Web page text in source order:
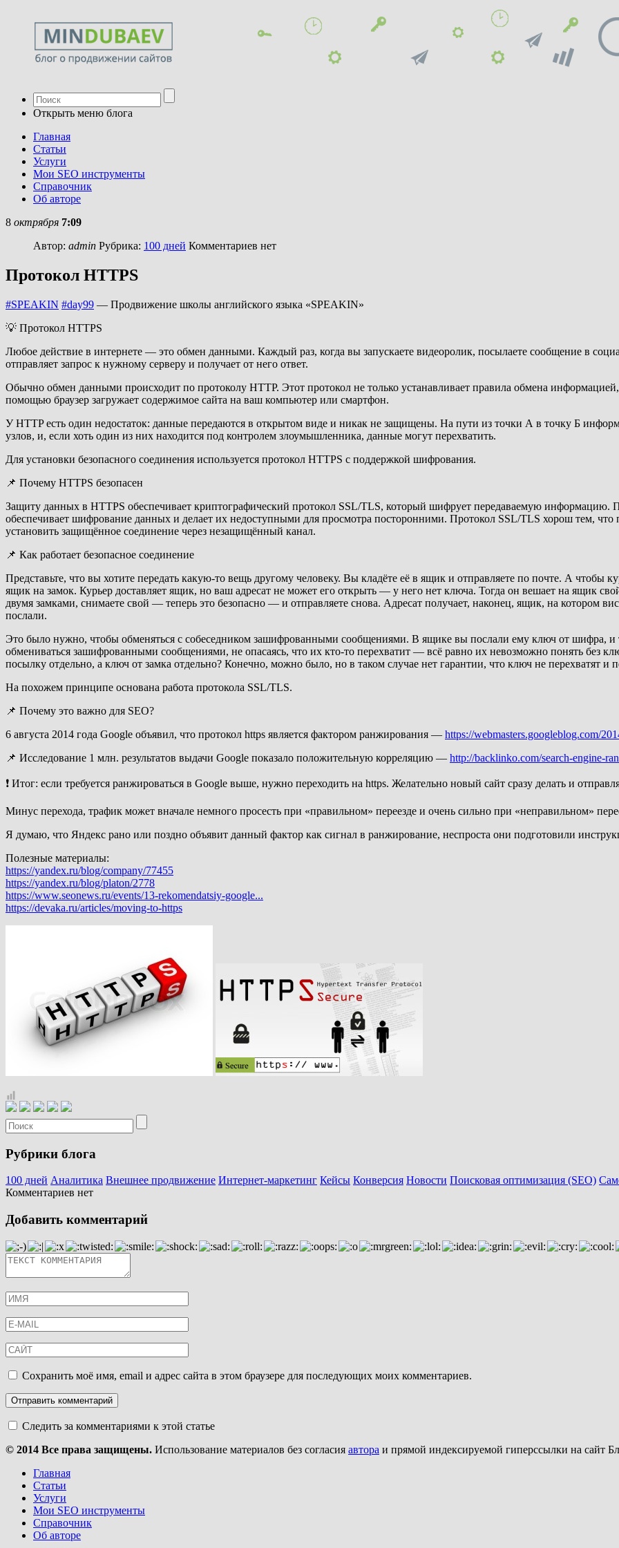
Открыть меню блога
Главная
Статьи
Услуги
Мои SEO инструменты
Справочник
Об авторе
8 октрября 7:09
Автор: admin Рубрика: 100 дней Комментариев нет
Протокол HTTPS
#SPEAKIN #day99 — Продвижение школы английского языка «SPEAKIN»
💡 Протокол HTTPS
Любое действие в интернете — это обмен данными. Каждый раз, когда вы запускаете видеоролик, посылаете сообщение в
отправляет запрос к нужному серверу и получает от него ответ.
Обычно обмен данными происходит по протоколу HTTP. Этот протокол не только устанавливает правила обмена
помощью браузер загружает содержимое сайта на ваш компьютер или смартфон.
У HTTP есть один недостаток: данные передаются в открытом виде и никак не защищены. На пути из точки А в точку Б
узлов, и, если хоть один из них находится под контролем злоумышленника, данные могут перехватить.
Для установки безопасного соединения используется протокол HTTPS с поддержкой шифрования.
📌 Почему HTTPS безопасен
Защиту данных в HTTPS обеспечивает криптографический протокол SSL/TLS, который шифрует передаваемую информацию.
обеспечивает шифрование данных и делает их недоступными для просмотра посторонними. Протокол SSL/TLS хорош тем, что
установить защищённое соединение через незащищённый канал.
📌 Как работает безопасное соединение
Представьте, что вы хотите передать какую-то вещь другому человеку. Вы кладёте её в ящик и отправляете по почте. А чтобы
ящик на замок. Курьер доставляет ящик, но ваш адресат не может его открыть — у него нет ключа. Тогда он вешает на ящик
двумя замками, снимаете свой — теперь это безопасно — и отправляете снова. Адресат получает, наконец, ящик, на котором
послали.
Это было нужно, чтобы обменяться с собеседником зашифрованными сообщениями. В ящике вы послали ему ключ от шифра, и
обмениваться зашифрованными сообщениями, не опасаясь, что их кто-то перехватит — всё равно их невозможно понять без
посылку отдельно, а ключ от замка отдельно? Конечно, можно было, но в таком случае нет гарантии, что ключ не перехватят и
На похожем принципе основана работа протокола SSL/TLS.
📌 Почему это важно для SEO?
6 августа 2014 года Google объявил, что протокол https является фактором ранжирования — https://webmasters.googleblog.com/
📌 Исследование 1 млн. результатов выдачи Google показало положительную корреляцию — http://backlinko.com/search-engine-
❗ Итог: если требуется ранжироваться в Google выше, нужно переходить на https. Желательно новый сайт сразу делать и
Минус перехода, трафик может вначале немного просесть при «правильном» переезде и очень сильно при «неправильном»
Я думаю, что Яндекс рано или поздно объявит данный фактор как сигнал в ранжирование, неспроста они подготовили
Полезные материалы:
https://yandex.ru/blog/company/77455
https://yandex.ru/blog/platon/2778
https://www.seonews.ru/events/13-rekomendatsiy-google...
https://devaka.ru/articles/moving-to-https
Рубрики блога
100 дней Аналитика Внешнее продвижение Интернет-маркетинг Кейсы Конверсия Новости Поисковая оптимизация (SEO)
Комментариев нет
Добавить комментарий
Сохранить моё имя, email и адрес сайта в этом браузере для последующих моих комментариев.
Следить за комментариями к этой статье
© 2014 Все права защищены. Использование материалов без согласия автора и прямой индексируемой гиперссылки на сайт
Главная
Статьи
Услуги
Мои SEO инструменты
Справочник
Об авторе